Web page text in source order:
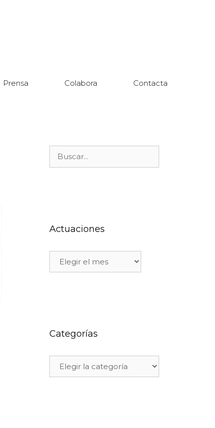
Prensa Colabora Contacta
Actuaciones
Categorías